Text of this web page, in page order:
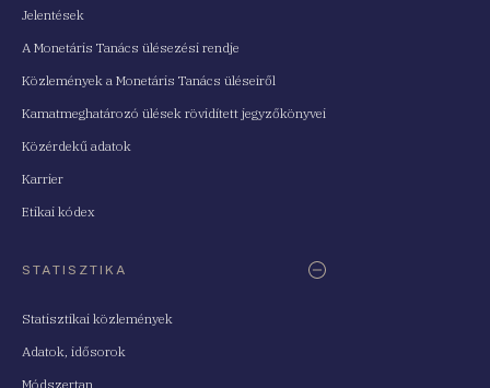
Jelentések
A Monetáris Tanács ülésezési rendje
Közlemények a Monetáris Tanács üléseiről
Kamatmeghatározó ülések rövidített jegyzőkönyvei
Közérdekű adatok
Karrier
Etikai kódex
STATISZTIKA
Statisztikai közlemények
Adatok, idősorok
Módszertan